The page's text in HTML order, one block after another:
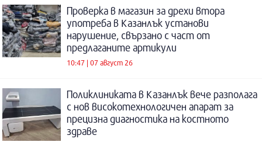
Проверка в магазин за дрехи втора
употреба в Казанлък установи
нарушение, свързано с част от
предлаганите артикули
10:47 | 07 август 26
Поликлиниката в Казанлък вече разполага
с нов високотехнологичен апарат за
прецизна диагностика на костното
здраве